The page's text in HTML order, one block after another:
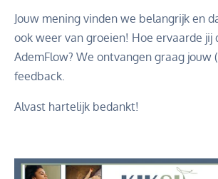
Jouw mening vinden we belangrijk en
ook weer van groeien! Hoe ervaarde jij
AdemFlow? We ontvangen graag jouw
feedback.
Alvast hartelijk bedankt!